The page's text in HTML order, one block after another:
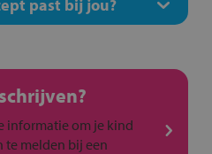
past bij jou?
informatie om je kind
te melden bij een